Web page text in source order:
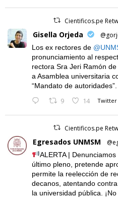
Cientificos.pe
Gisella Orjeda
Los ex rectores de
pronunciamiento al
rectora Sra Jeri Ramón
a Asamblea universitaria
“Mandato de
9 14 Twitter
Cientificos.pe
Egresados UNMSM
ALERTA |
último pleno, pretende
permite la reelección de
decanos, atentando
la universidad pública.